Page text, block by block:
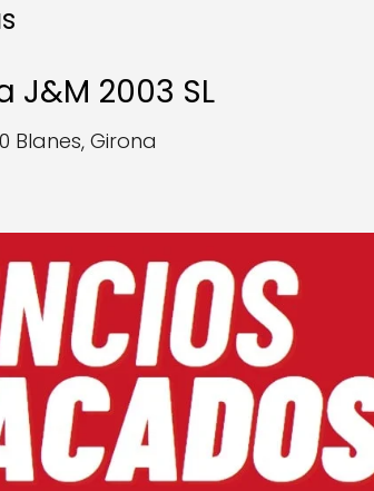
J&M 2003 SL
Blanes, Girona